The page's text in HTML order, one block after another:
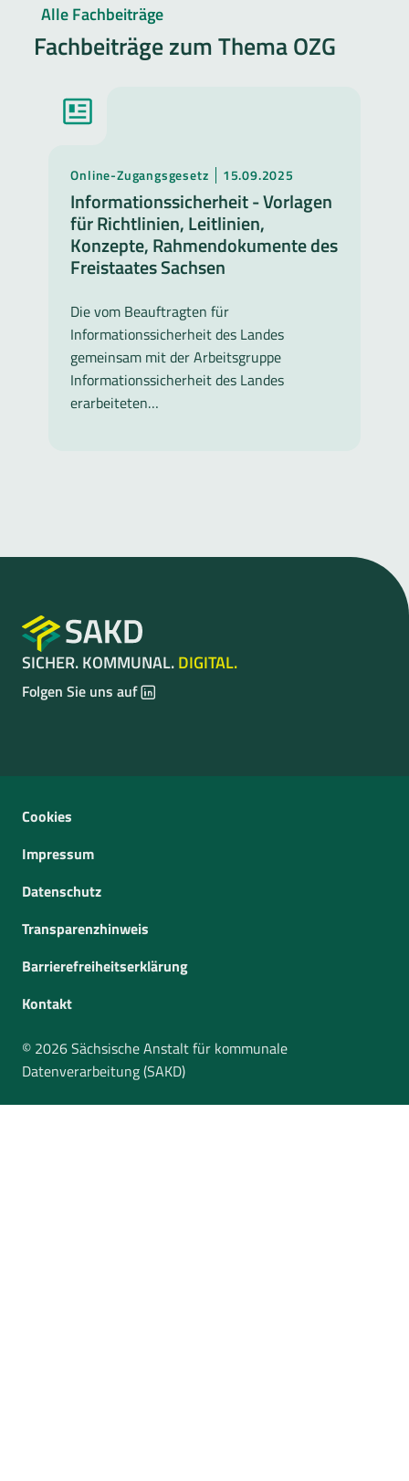
Fachbeiträge zum Thema OZG
Alle Fachbeiträge
Informationssicherheit - Vorlagen
für Richtlinien, Leitlinien,
Konzepte, Rahmendokumente des
Freistaates Sachsen
Online-Zugangsgesetz 15.09.2025
Die vom Beauftragten für
Informationssicherheit des Landes
gemeinsam mit der Arbeitsgruppe
Informationssicherheit des Landes
erarbeiteten…
SICHER. KOMMUNAL.DIGITAL.
Folgen Sie uns aufLinkedIn
LinkedIn
Cookies
Impressum
Datenschutz
Transparenzhinweis
Barrierefreiheitserklärung
Kontakt
© 2026Sächsische Anstalt für kommunale
Datenverarbeitung (SAKD)